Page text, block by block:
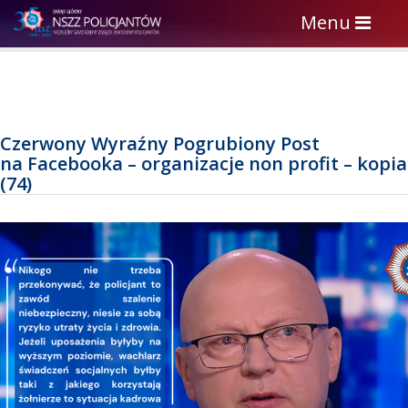
Toggle
navigation
Menu
Czerwony Wyraźny Pogrubiony Post
na Facebooka – organizacje non profit – kopia
(74)